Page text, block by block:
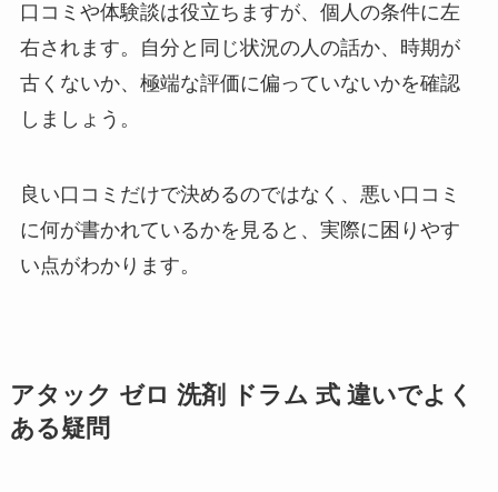
口コミや体験談は役立ちますが、個人の条件に左
右されます。自分と同じ状況の人の話か、時期が
古くないか、極端な評価に偏っていないかを確認
しましょう。
良い口コミだけで決めるのではなく、悪い口コミ
に何が書かれているかを見ると、実際に困りやす
い点がわかります。
アタック ゼロ 洗剤 ドラム 式 違いでよく
ある疑問